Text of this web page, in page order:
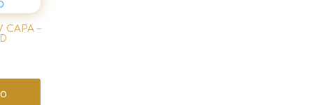
CAPA –